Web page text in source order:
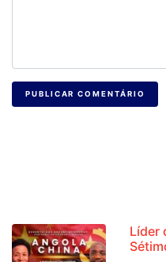
PUBLICAR COMENTÁRIO
Líder